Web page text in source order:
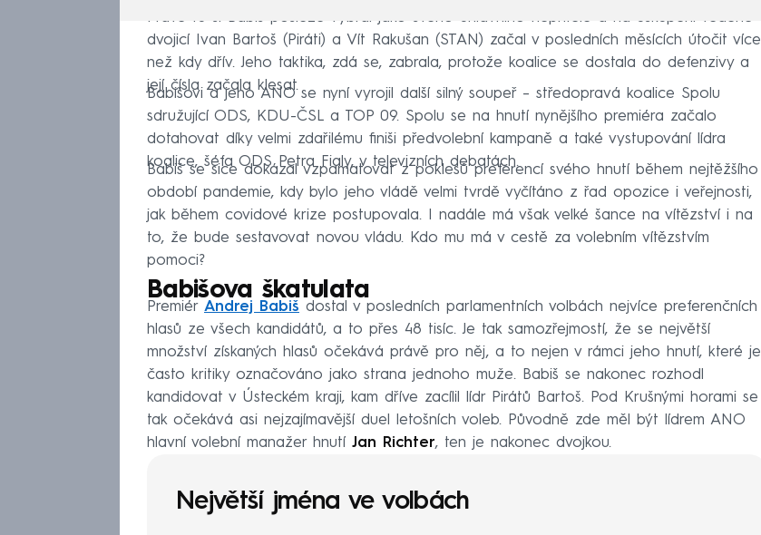
Právě tu si Babiš posléze vybral jako svého úhlavního nepřítele a na uskupení vedené
dvojicí Ivan Bartoš (Piráti) a Vít Rakušan (STAN) začal v posledních měsících útočit více
než kdy dřív. Jeho taktika, zdá se, zabrala, protože koalice se dostala do defenzivy a
její čísla začala klesat.
Babišovi a jeho ANO se nyní vyrojil další silný soupeř – středopravá koalice Spolu
sdružující ODS, KDU-ČSL a TOP 09. Spolu se na hnutí nynějšího premiéra začalo
dotahovat díky velmi zdařilému finiši předvolební kampaně a také vystupování lídra
koalice, šéfa ODS Petra Fialy, v televizních debatách.
Babiš se sice dokázal vzpamatovat z poklesů preferencí svého hnutí během nejtěžšího
období pandemie, kdy bylo jeho vládě velmi tvrdě vyčítáno z řad opozice i veřejnosti,
jak během covidové krize postupovala. I nadále má však velké šance na vítězství i na
to, že bude sestavovat novou vládu. Kdo mu má v cestě za volebním vítězstvím
pomoci?
Babišova škatulata
Premiér Andrej Babiš dostal v posledních parlamentních volbách nejvíce preferenčních
hlasů ze všech kandidátů, a to přes 48 tisíc. Je tak samozřejmostí, že se největší
množství získaných hlasů očekává právě pro něj, a to nejen v rámci jeho hnutí, které je
často kritiky označováno jako strana jednoho muže. Babiš se nakonec rozhodl
kandidovat v Ústeckém kraji, kam dříve zacílil lídr Pirátů Bartoš. Pod Krušnými horami se
tak očekává asi nejzajímavější duel letošních voleb. Původně zde měl být lídrem ANO
hlavní volební manažer hnutí Jan Richter, ten je nakonec dvojkou.
Největší jména ve volbách